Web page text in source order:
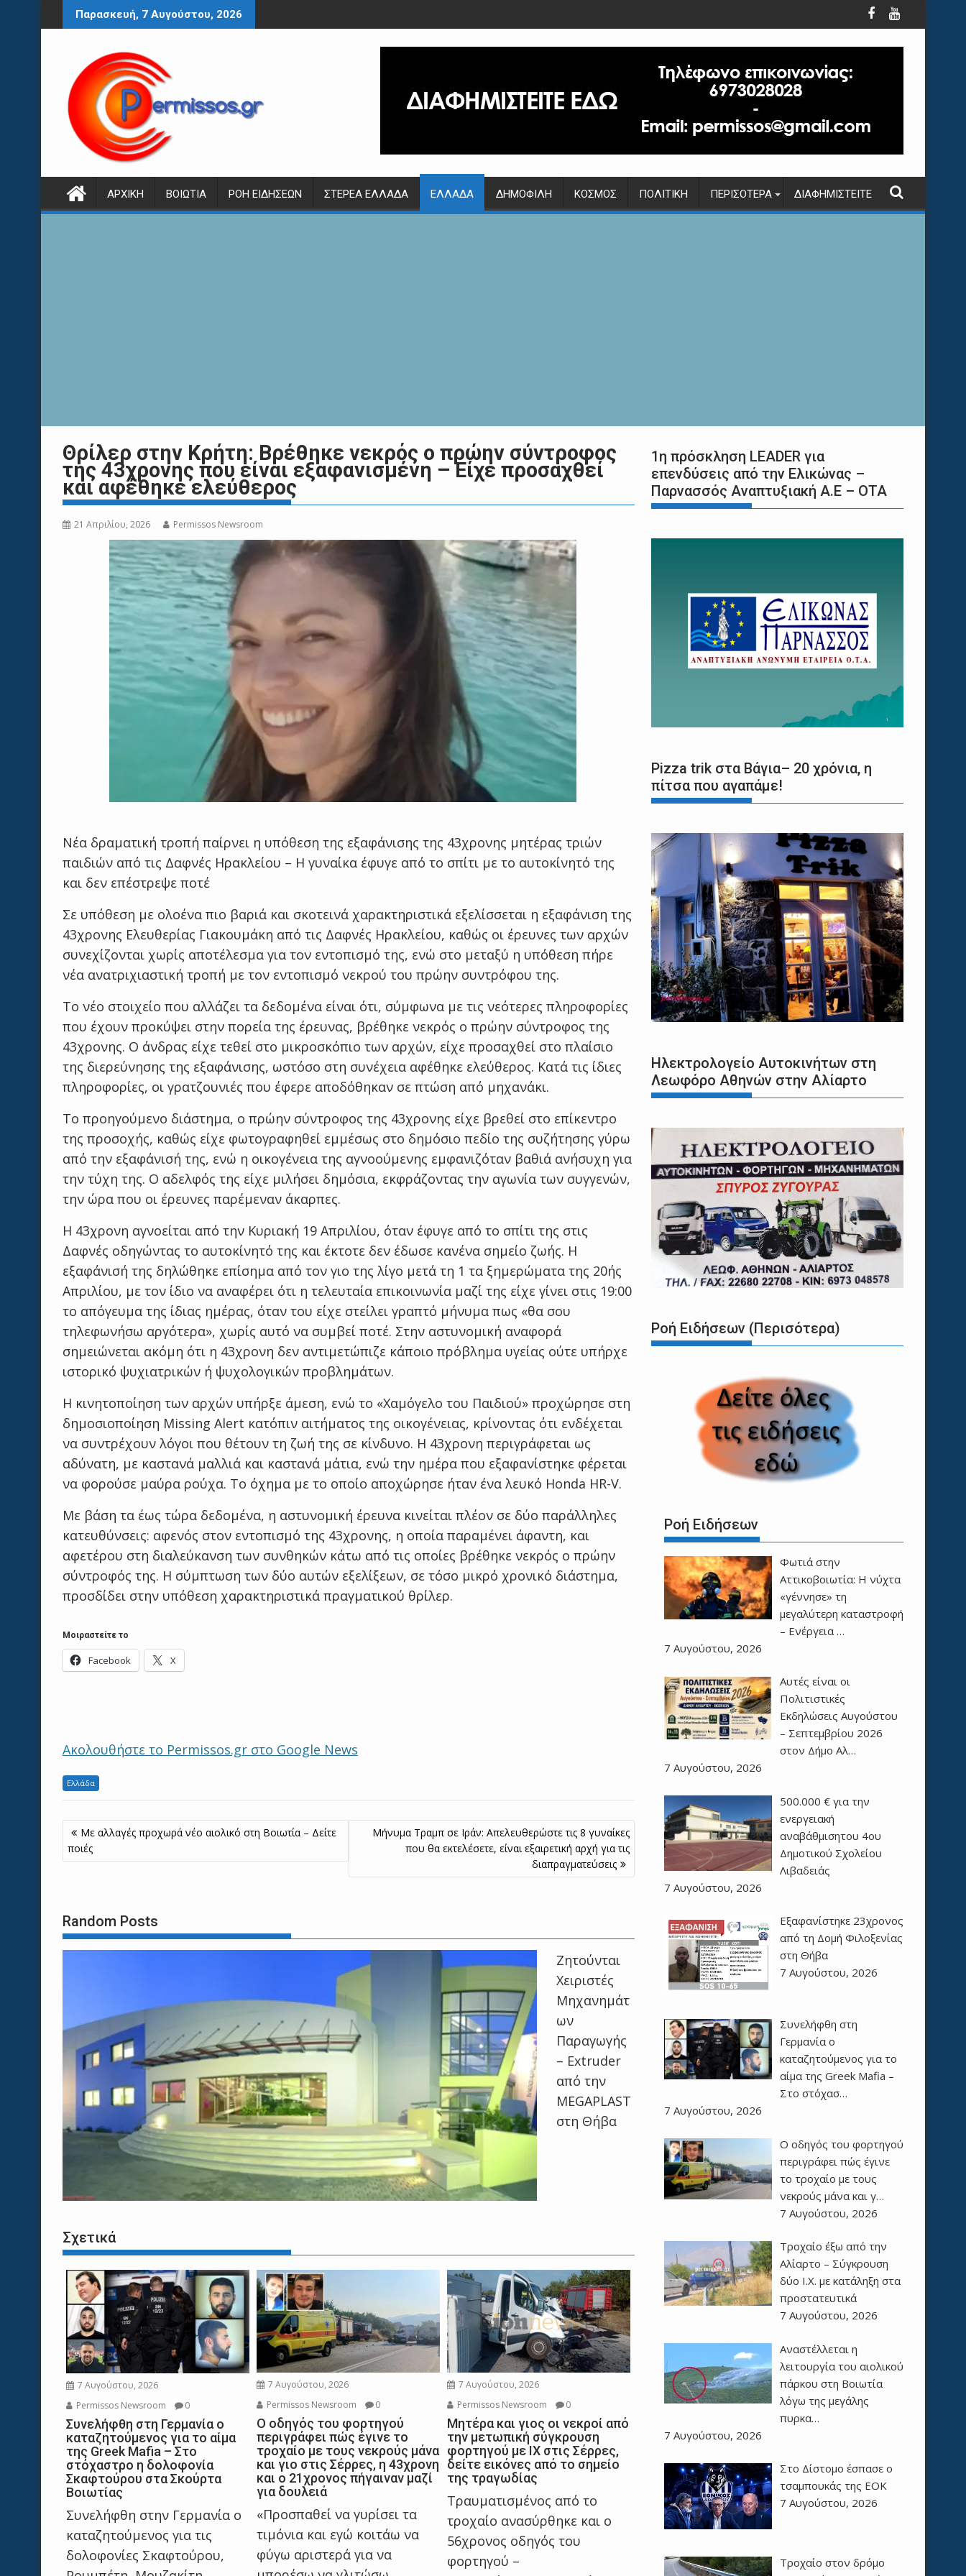
Περάστε
στο
Παρασκευή, 7 Αυγούστου, 2026
ΑΡΧΙΚΉ ΒΟΙΩΤΊΑ ΡΟΉ ΕΙΔΉΣΕΩΝ ΣΤΕΡΕΆ ΕΛΛΆΔΑ ΕΛΛΆΔΑ ΔΗΜΟΦΙΛΉ ΚΌΣΜΟΣ ΠΟΛΙΤΙΚΉ ΠΕΡΙΣΌΤΕΡΑ ΔΙΑΦΗΜΙΣΤΕΊΤΕ
Θρίλερ στην Κρήτη: Βρέθηκε νεκρός ο πρώην σύντροφος
της 43χρονης που είναι εξαφανισμένη – Είχε προσαχθεί
και αφέθηκε ελεύθερος
21 Απριλίου, 2026 Permissos Newsroom
Νέα δραματική τροπή παίρνει η υπόθεση της εξαφάνισης της 43χρονης μητέρας τριών
παιδιών από τις Δαφνές Ηρακλείου – Η γυναίκα έφυγε από το σπίτι με το αυτοκίνητό της
και δεν επέστρεψε ποτέ
Σε υπόθεση με ολοένα πιο βαριά και σκοτεινά χαρακτηριστικά εξελίσσεται η εξαφάνιση της
43χρονης Ελευθερίας Γιακουμάκη από τις Δαφνές Ηρακλείου, καθώς οι έρευνες των αρχών
συνεχίζονται χωρίς αποτέλεσμα για τον εντοπισμό της, ενώ στο μεταξύ η υπόθεση πήρε
νέα ανατριχιαστική τροπή με τον εντοπισμό νεκρού του πρώην συντρόφου της.
Το νέο στοιχείο που αλλάζει τα δεδομένα είναι ότι, σύμφωνα με τις νεότερες πληροφορίες
που έχουν προκύψει στην πορεία της έρευνας, βρέθηκε νεκρός ο πρώην σύντροφος της
43χρονης. Ο άνδρας είχε τεθεί στο μικροσκόπιο των αρχών, είχε προσαχθεί στο πλαίσιο
της διερεύνησης της εξαφάνισης, ωστόσο στη συνέχεια αφέθηκε ελεύθερος. Κατά τις ίδιες
πληροφορίες, οι γρατζουνιές που έφερε αποδόθηκαν σε πτώση από μηχανάκι.
Το προηγούμενο διάστημα, ο πρώην σύντροφος της 43χρονης είχε βρεθεί στο επίκεντρο
της προσοχής, καθώς είχε φωτογραφηθεί εμμέσως στο δημόσιο πεδίο της συζήτησης γύρω
από την εξαφάνισή της, ενώ η οικογένεια της αγνοούμενης εμφανιζόταν βαθιά ανήσυχη για
την τύχη της. Ο αδελφός της είχε μιλήσει δημόσια, εκφράζοντας την αγωνία των συγγενών,
την ώρα που οι έρευνες παρέμεναν άκαρπες.
Η 43χρονη αγνοείται από την Κυριακή 19 Απριλίου, όταν έφυγε από το σπίτι της στις
Δαφνές οδηγώντας το αυτοκίνητό της και έκτοτε δεν έδωσε κανένα σημείο ζωής. Η
εξαφάνισή της δηλώθηκε επίσημα από τον γιο της λίγο μετά τη 1 τα ξημερώματα της 20ής
Απριλίου, με τον ίδιο να αναφέρει ότι η τελευταία επικοινωνία μαζί της είχε γίνει στις 19:00
το απόγευμα της ίδιας ημέρας, όταν του είχε στείλει γραπτό μήνυμα πως «θα σου
τηλεφωνήσω αργότερα», χωρίς αυτό να συμβεί ποτέ. Στην αστυνομική αναφορά
σημειώνεται ακόμη ότι η 43χρονη δεν αντιμετώπιζε κάποιο πρόβλημα υγείας ούτε υπήρχε
ιστορικό ψυχιατρικών ή ψυχολογικών προβλημάτων.
Η κινητοποίηση των αρχών υπήρξε άμεση, ενώ το «Χαμόγελο του Παιδιού» προχώρησε στη
δημοσιοποίηση Missing Alert κατόπιν αιτήματος της οικογένειας, κρίνοντας ότι ενδέχεται
να συντρέχουν λόγοι που θέτουν τη ζωή της σε κίνδυνο. Η 43χρονη περιγράφεται ως
αδύνατη, με καστανά μαλλιά και καστανά μάτια, ενώ την ημέρα που εξαφανίστηκε φέρεται
να φορούσε μαύρα ρούχα. Το όχημα με το οποίο αποχώρησε ήταν ένα λευκό Honda HR-V.
Με βάση τα έως τώρα δεδομένα, η αστυνομική έρευνα κινείται πλέον σε δύο παράλληλες
κατευθύνσεις: αφενός στον εντοπισμό της 43χρονης, η οποία παραμένει άφαντη, και
αφετέρου στη διαλεύκανση των συνθηκών κάτω από τις οποίες βρέθηκε νεκρός ο πρώην
σύντροφός της. Η σύμπτωση των δύο αυτών εξελίξεων, σε τόσο μικρό χρονικό διάστημα,
προσδίδει στην υπόθεση χαρακτηριστικά πραγματικού θρίλερ.
Μοιραστείτε το
Facebook X
Ακολουθήστε το Permissos.gr στο Google News
Ελλάδα
Πλοήγηση
άρθρων
Με αλλαγές προχωρά νέο αιολικό στη Βοιωτία – Δείτε
ποιές
Μήνυμα Τραμπ σε Ιράν: Απελευθερώστε τις 8 γυναίκες
που θα εκτελέσετε, είναι εξαιρετική αρχή για τις
διαπραγματεύσεις
Random Posts
Zητούνται
Χειριστές
Μηχανημάτ
ων
Παραγωγής
– Extruder
από την
MEGAPLAST
στη Θήβα
Σχετικά
7 Αυγούστου, 2026
Permissos Newsroom
0
Συνελήφθη στη Γερμανία ο
καταζητούμενος για το αίμα
της Greek Mafia – Στο
στόχαστρο η δολοφονία
Σκαφτούρου στα Σκούρτα
Βοιωτίας
Συνελήφθη στην Γερμανία ο
καταζητούμενος για τις
δολοφονίες Σκαφτούρου,
7 Αυγούστου, 2026
Permissos Newsroom
0
Ο οδηγός του φορτηγού
περιγράφει πώς έγινε το
τροχαίο με τους νεκρούς μάνα
και γιο στις Σέρρες, η 43χρονη
και ο 21χρονος πήγαιναν μαζί
για δουλειά
«Προσπαθεί να γυρίσει τα
τιμόνια και εγώ κοιτάω να
φύγω αριστερά για να
7 Αυγούστου, 2026
Permissos Newsroom
0
Μητέρα και γιος οι νεκροί από
την μετωπική σύγκρουση
φορτηγού με ΙΧ στις Σέρρες,
δείτε εικόνες από το σημείο
της τραγωδίας
Τραυματισμένος από το
τροχαίο ανασύρθηκε και ο
56χρονος οδηγός του
φορτηγού –
1η πρόσκληση LEADER για
επενδύσεις από την Ελικώνας –
Παρνασσός Αναπτυξιακή Α.Ε – ΟΤΑ
Pizza trik στα Βάγια– 20 χρόνια, η
πίτσα που αγαπάμε!
Ηλεκτρολογείο Αυτοκινήτων στη
Λεωφόρο Αθηνών στην Αλίαρτο
Ροή Ειδήσεων (Περισότερα)
Ροή Ειδήσεων
Φωτιά στην
Αττικοβοιωτία: Η νύχτα
«γέννησε» τη
μεγαλύτερη καταστροφή
– Ενέργεια …
7 Αυγούστου, 2026
Αυτές είναι οι
Πολιτιστικές
Εκδηλώσεις Αυγούστου
– Σεπτεμβρίου 2026
στον Δήμο Αλ…
7 Αυγούστου, 2026
500.000 € για την
ενεργειακή
αναβάθμισητου 4ου
Δημοτικού Σχολείου
Λιβαδειάς
7 Αυγούστου, 2026
Εξαφανίστηκε 23χρονος
από τη Δομή Φιλοξενίας
στη Θήβα
7 Αυγούστου, 2026
Συνελήφθη στη
Γερμανία ο
καταζητούμενος για το
αίμα της Greek Mafia –
Στο στόχασ…
7 Αυγούστου, 2026
Ο οδηγός του φορτηγού
περιγράφει πώς έγινε
το τροχαίο με τους
νεκρούς μάνα και γ…
7 Αυγούστου, 2026
Τροχαίο έξω από την
Αλίαρτο – Σύγκρουση
δύο Ι.Χ. με κατάληξη στα
προστατευτικά
7 Αυγούστου, 2026
Αναστέλλεται η
λειτουργία του αιολικού
πάρκου στη Βοιωτία
λόγω της μεγάλης
πυρκα…
7 Αυγούστου, 2026
Στο Δίστομο έσπασε ο
τσαμπουκάς της ΕΟΚ
7 Αυγούστου, 2026
Τροχαίο στον δρόμο